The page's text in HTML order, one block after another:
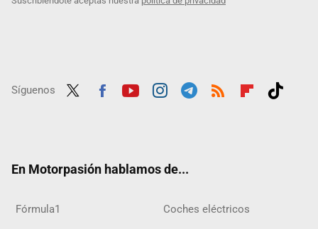
Síguenos
En Motorpasión hablamos de...
Fórmula1 Coches eléctricos